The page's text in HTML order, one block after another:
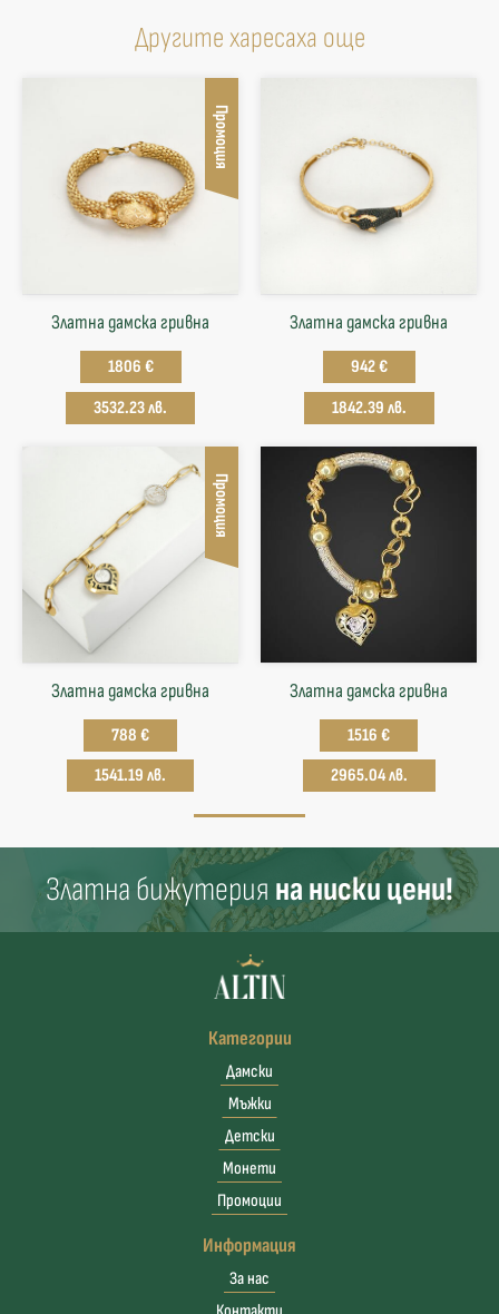
Другите харесаха още
Промоция
Златна дамска гривна
1806 €
3532.23 лв.
Златна дамска гривна
942 €
1842.39 лв.
Промоция
Златна дамска гривна
788 €
1541.19 лв.
Златна дамска гривна
1516 €
2965.04 лв.
Златна бижутерия на ниски цени!
Категории
Дамски
Мъжки
Детски
Монети
Промоции
Информация
За нас